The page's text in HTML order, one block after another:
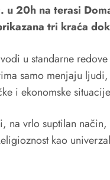
20h na terasi
tri kraća
u standarne
samo menjaju
i ekonomske
na vrlo suptilan
kao